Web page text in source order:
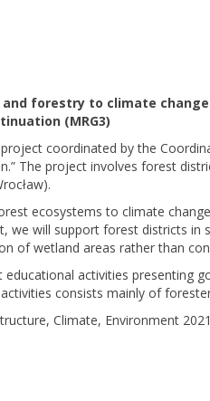
forestry to climate
(MRG3)
coordinated by the
The project involves forest
ecosystems to climate
will support forest districts in
of wetland areas rather than
activities presenting
consists mainly of
Climate, Environment